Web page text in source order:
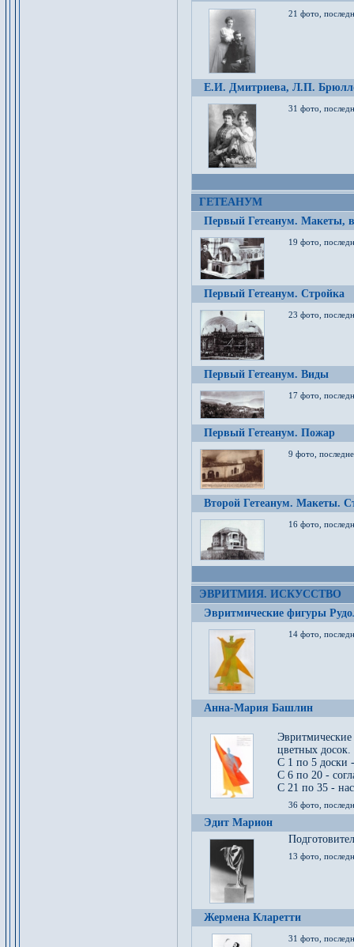
21 фото,
Е.И. Дмитриева, Л.П.
31 фото,
ГЕТЕАНУМ
Первый Гетеанум. Макеты,
19 фото,
Первый Гетеанум. Стройка
23 фото,
Первый Гетеанум. Виды
17 фото,
Первый Гетеанум. Пожар
9 фото,
Второй Гетеанум. Макеты.
16 фото,
ЭВРИТМИЯ. ИСКУССТВО
Эвритмические фигуры
14 фото,
Анна-Мария Башлин
цветных досок.
С 1 по 5 доски
С 6 по 20 -
С 21 по 35 -
36 фото,
Эдит Марион
13 фото,
Жермена Кларетти
31 фото,